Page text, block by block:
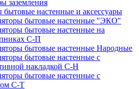
заземления
бытовые настенные и аксессуары
бытовые настенные "ЭКО"
бытовые настенные на
С-П
бытовые настенные Народные
бытовые настенные с
накладкой С-Н
бытовые настенные с
С-Т